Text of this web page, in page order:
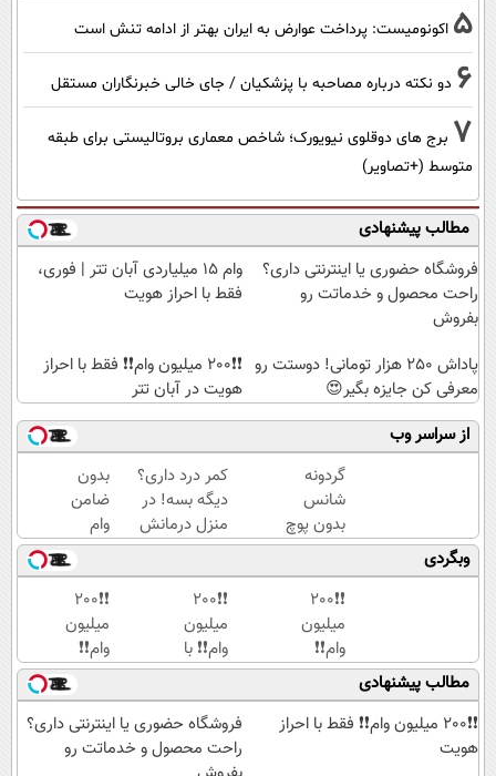
5 اکونومیست: پرداخت عوارض به ایران بهتر از ادامه تنش است
6 دو نکته درباره مصاحبه با پزشکیان / جای خالی خبرنگاران مستقل
7 برج های دوقلوی نیویورک؛ شاخص معماری بروتالیستی برای طبقه
متوسط (+تصاویر)
مطالب پیشنهادی
فروشگاه حضوری یا اینترنتی داری؟
راحت محصول و خدماتت رو
بفروش
وام 15 میلیاردی آبان تتر | فوری،
فقط با احراز هویت
پاداش 250 هزار تومانی! دوستت رو
معرفی کن جایزه بگیر😍
❗❗200 میلیون وام❗❗ فقط با احراز
هویت در آبان تتر
از سراسر وب
گردونه
شانس
بدون پوچ
|
بچرخونش
1000 دلار
تتر ببر!
🔥😍
کمر درد داری؟
دیگه بسه! در
منزل درمانش
کن
(◀پرسش‌نامه)
بدون
ضامن
وام
بگیر،
طلا
بخر
😍
وبگردی
❗❗200
میلیون
وام❗❗
فقط با
احراز
هویت
❗❗200
میلیون
وام❗❗ با
احراز
هویت
در
آبان
❗❗200
میلیون
وام❗❗
در
آبان
تتر
احراز
مطالب پیشنهادی
❗❗200 میلیون وام❗❗ فقط با احراز
هویت
فروشگاه حضوری یا اینترنتی داری؟
راحت محصول و خدماتت رو